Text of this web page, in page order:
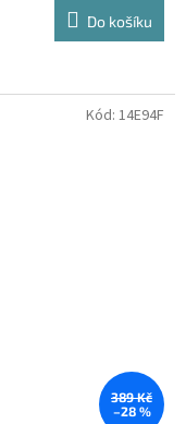
Do košíku
389 Kč
–28 %
Kód: 14E94F